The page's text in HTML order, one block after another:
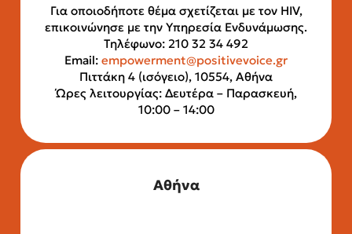
Για οποιοδήποτε θέμα σχετίζεται με τον HIV,
επικοινώνησε με την Υπηρεσία Ενδυνάμωσης.
Τηλέφωνο: 210 32 34 492
Email: empowerment@positivevoice.gr
Πιττάκη 4 (ισόγειο), 10554, Αθήνα
Ώρες λειτουργίας: Δευτέρα – Παρασκευή,
10:00 – 14:00
Αθήνα